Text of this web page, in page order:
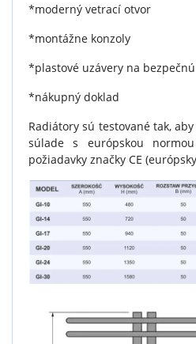
*moderný vetrací otvor
*montážne konzoly
*plastové uzávery na
*nákupný doklad
Radiátory sú testované tak,
súlade s európskou
požiadavky značky CE